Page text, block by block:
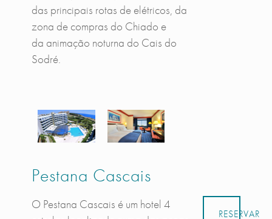
das principais rotas de elétricos, da
zona de compras do Chiado e
da animação noturna do Cais do
Sodré.
Pestana Cascais
O Pestana Cascais é um hotel 4
RESERVAR